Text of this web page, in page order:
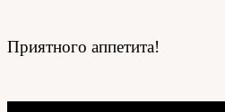
Приятного аппетита!